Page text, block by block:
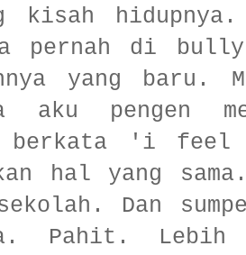
kisah
pernah di bully
yang baru.
aku pengen
berkata 'i feel
hal yang
Dan
Pahit.